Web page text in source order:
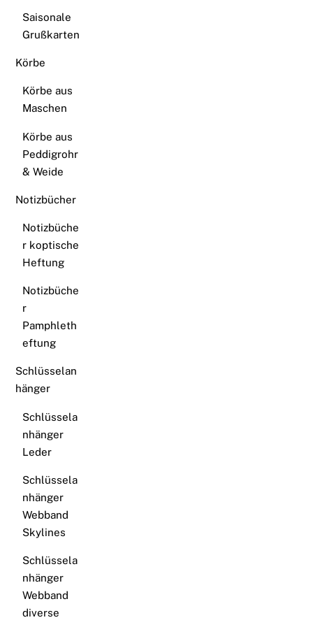
Saisonale
Grußkarten
Körbe
Körbe aus
Maschen
Körbe aus
Peddigrohr
& Weide
Notizbücher
Notizbüche
r koptische
Heftung
Notizbüche
r
Pamphleth
eftung
Schlüsselan
hänger
Schlüssela
nhänger
Leder
Schlüssela
nhänger
Webband
Skylines
Schlüssela
nhänger
Webband
diverse